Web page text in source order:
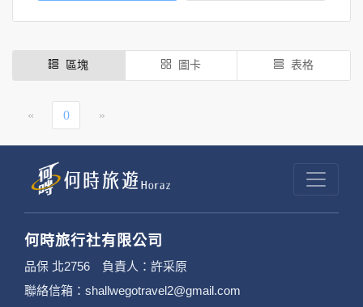
區塊 圖卡 表格
« 0 »
何時旅行社有限公司
品保 北2756 負責人：許采原
聯絡信箱：shallwegotravel2@gmail.com